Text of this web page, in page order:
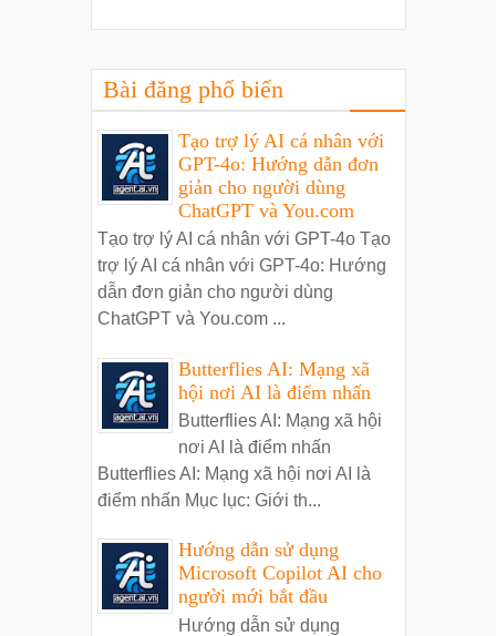
Bài đăng phổ biến
Tạo trợ lý AI cá nhân với
GPT-4o: Hướng dẫn đơn
giản cho người dùng
ChatGPT và You.com
Tạo trợ lý AI cá nhân với GPT-4o Tạo
trợ lý AI cá nhân với GPT-4o: Hướng
dẫn đơn giản cho người dùng
ChatGPT và You.com ...
Butterflies AI: Mạng xã
hội nơi AI là điểm nhấn
Butterflies AI: Mạng xã hội
nơi AI là điểm nhấn
Butterflies AI: Mạng xã hội nơi AI là
điểm nhấn Mục lục: Giới th...
Hướng dẫn sử dụng
Microsoft Copilot AI cho
người mới bắt đầu
Hướng dẫn sử dụng